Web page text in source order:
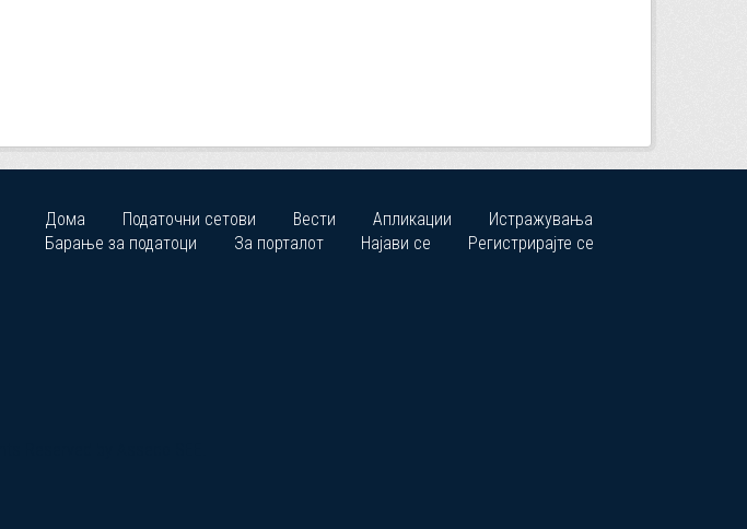
Дома Податочни сетови Вести Апликации
Истражувања
Барање за податоци
За порталот Најави се Регистрирајте се